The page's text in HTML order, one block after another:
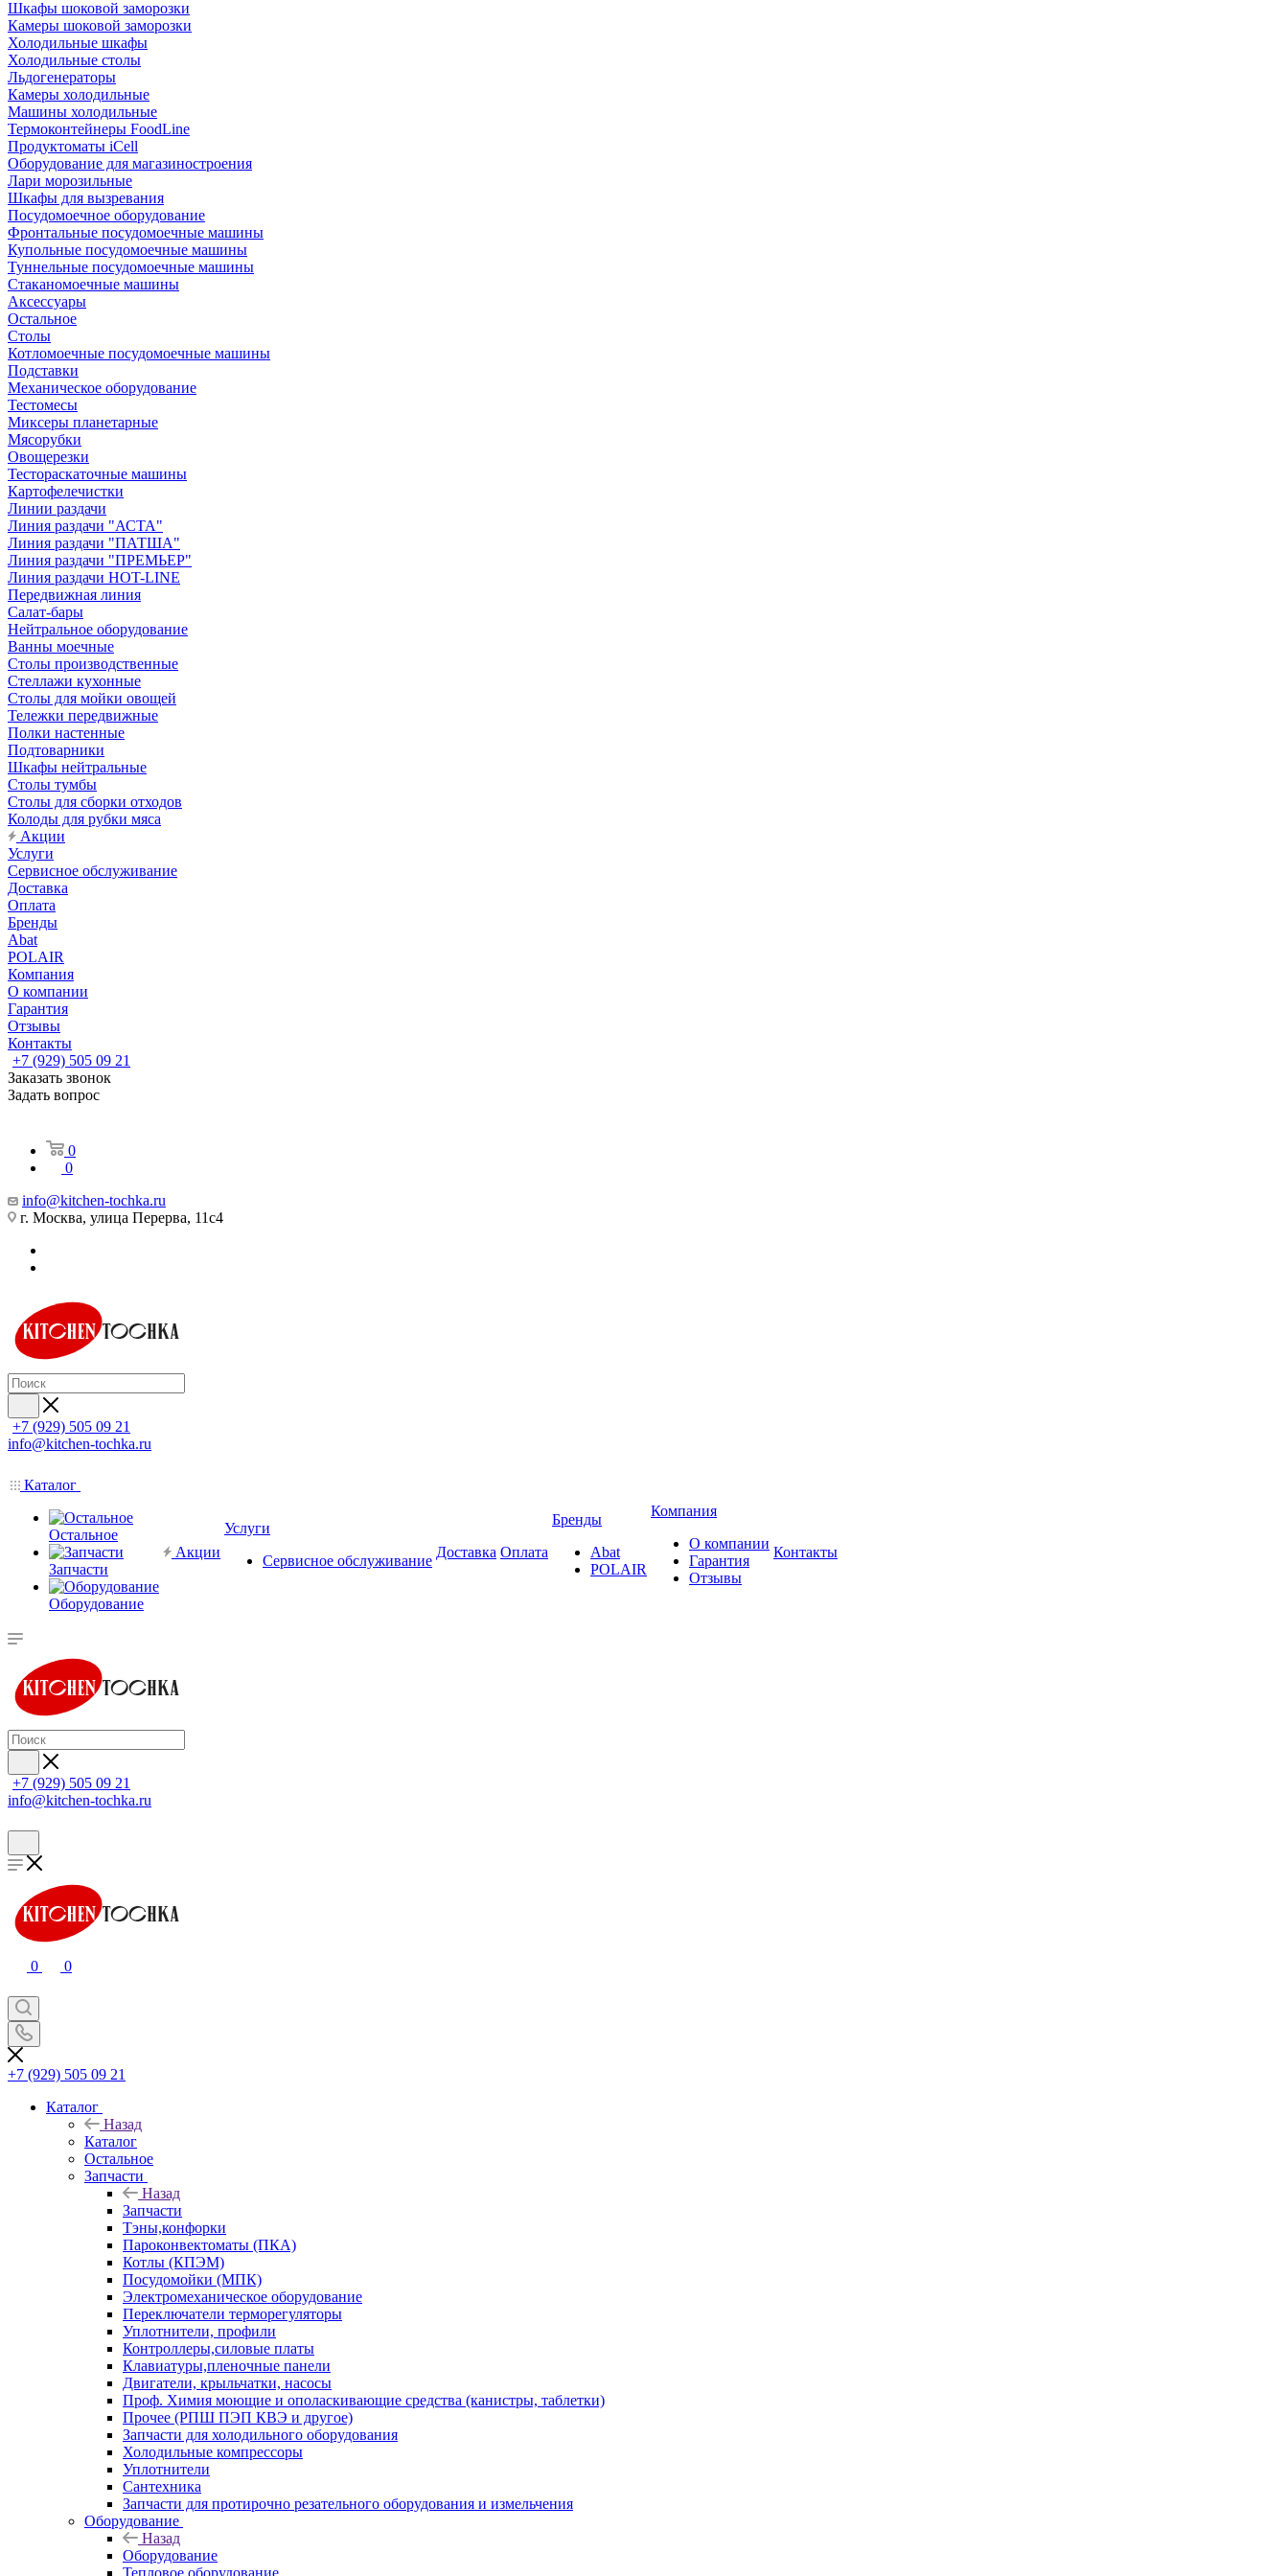
Шкафы шоковой заморозки
Камеры шоковой заморозки
Холодильные шкафы
Холодильные столы
Льдогенераторы
Камеры холодильные
Машины холодильные
Термоконтейнеры FoodLine
Продуктоматы iCell
Оборудование для магазиностроения
Лари морозильные
Шкафы для вызревания
Посудомоечное оборудование
Фронтальные посудомоечные машины
Купольные посудомоечные машины
Туннельные посудомоечные машины
Стаканомоечные машины
Аксессуары
Остальное
Столы
Котломоечные посудомоечные машины
Подставки
Механическое оборудование
Тестомесы
Миксеры планетарные
Мясорубки
Овощерезки
Тестораскаточные машины
Картофелечистки
Линии раздачи
Линия раздачи "АСТА"
Линия раздачи "ПАТША"
Линия раздачи "ПРЕМЬЕР"
Линия раздачи HOT-LINE
Передвижная линия
Салат-бары
Нейтральное оборудование
Ванны моечные
Столы производственные
Стеллажи кухонные
Столы для мойки овощей
Тележки передвижные
Полки настенные
Подтоварники
Шкафы нейтральные
Столы тумбы
Столы для сборки отходов
Колоды для рубки мяса
Акции
Услуги
Сервисное обслуживание
Доставка
Оплата
Бренды
Abat
POLAIR
Компания
О компании
Гарантия
Отзывы
Контакты
+7 (929) 505 09 21
Заказать звонок
Задать вопрос
0
0
info@kitchen-tochka.ru
г. Москва, улица Перерва, 11с4
+7 (929) 505 09 21
info@kitchen-tochka.ru
Каталог
Остальное
Запчасти
Оборудование
Акции
Услуги
Сервисное обслуживание
Доставка Оплата
Бренды
Abat
POLAIR
Компания
О компании
Гарантия
Отзывы
Контакты
+7 (929) 505 09 21
info@kitchen-tochka.ru
0 0
+7 (929) 505 09 21
Каталог
Назад
Каталог
Остальное
Запчасти
Назад
Запчасти
Тэны,конфорки
Пароконвектоматы (ПКА)
Котлы (КПЭМ)
Посудомойки (МПК)
Электромеханическое оборудование
Переключатели терморегуляторы
Уплотнители, профили
Контроллеры,силовые платы
Клавиатуры,пленочные панели
Двигатели, крыльчатки, насосы
Проф. Химия моющие и ополаскивающие средства (канистры, таблетки)
Прочее (РПШ ПЭП КВЭ и другое)
Запчасти для холодильного оборудования
Холодильные компрессоры
Уплотнители
Сантехника
Запчасти для протирочно резательного оборудования и измельчения
Оборудование
Назад
Оборудование
Тепловое оборудование